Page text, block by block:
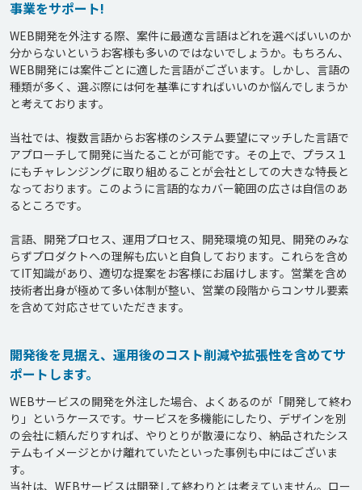
事業をサポート!
WEB開発を外注する際、案件に最適な言語はどれを選べばいいのか
分からないというお客様も多いのではないでしょうか。もちろん、
WEB開発には案件ごとに適した言語がございます。しかし、言語の
種類が多く、選ぶ際には何を基準にすればいいのか悩んでしまうか
と考えております。
当社では、複数言語からお客様のシステム要望にマッチした言語で
アプローチして開発に当たることが可能です。その上で、プラス１
にもチャレンジングに取り組めることが会社としての大きな特長と
なっております。このように言語的なカバー範囲の広さは自信のあ
るところです。
言語、開発プロセス、運用プロセス、開発環境の知見、開発のみな
らずプロダクトへの理解も広いと自負しております。これらを含め
てIT知識があり、適切な提案をお客様にお届けします。営業を含め
技術者出身が極めて多い体制が整い、営業の段階からコンサル要素
開発後を見据え、運用後のコスト削減や拡張性を含めてサ
ポートします。
WEBサービスの開発を外注した場合、よくあるのが「開発して終わ
り」というケースです。サービスを多機能にしたり、デザインを別
の会社に頼んだりすれば、やりとりが散漫になり、納品されたシス
テムもイメージとかけ離れていたといった事例も中にはございま
す。
当社は、WEBサービスは開発して終わりとは考えていません。ロー